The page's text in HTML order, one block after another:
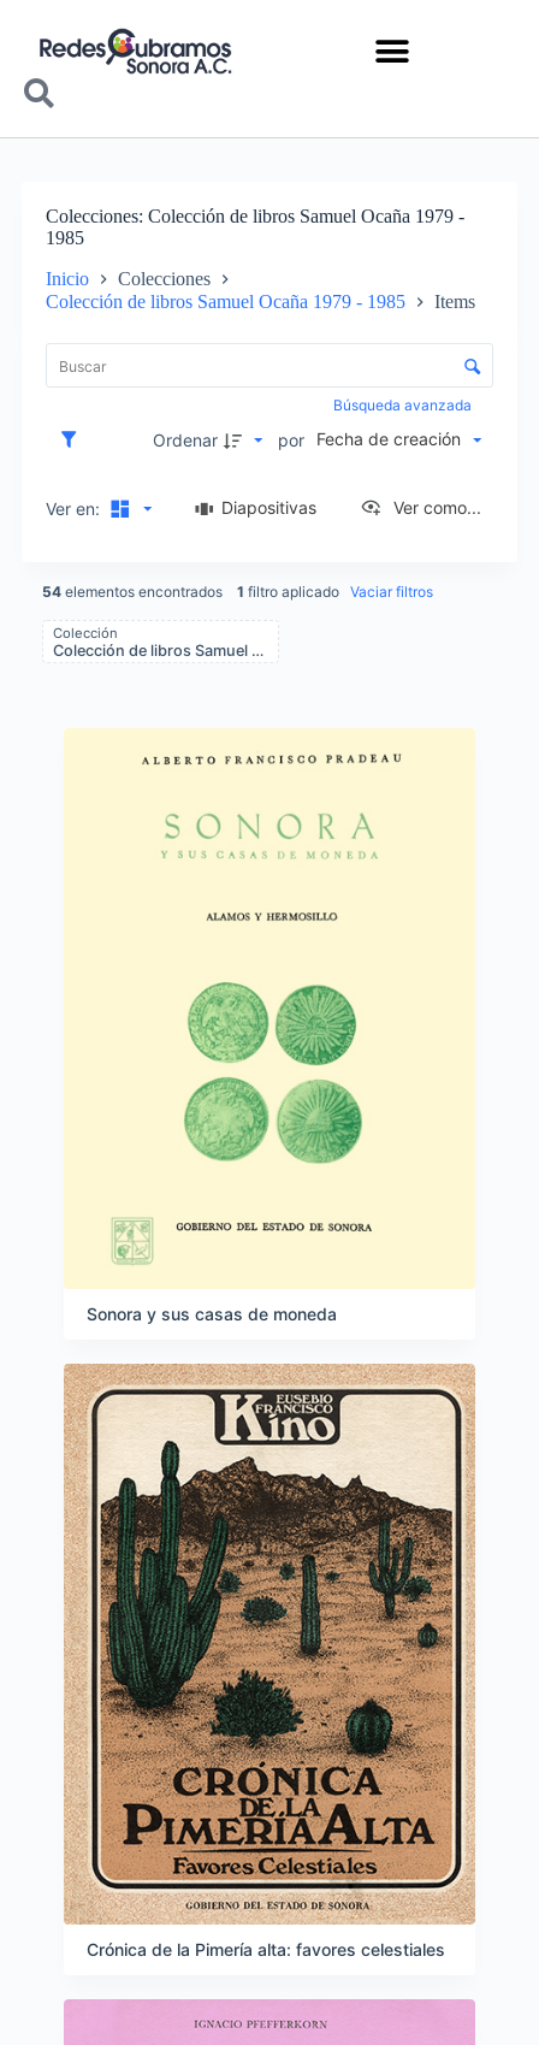
Colecciones Colección de libros Samuel Ocaña 1979 -
1985
Inicio
Colecciones
Colección de libros Samuel Ocaña 1979 - 1985
Items
Control de clasificación y visualización
Búsqueda avanzada
Ordenar por Fecha de creación
Ver en: Diapositivas Ver como...
54 elementos encontrados 1 filtro aplicado Vaciar filtros
Colección
Colección de libros Samuel Ocaña 1979 - 1985
Items list results
Sonora y sus casas de moneda
Crónica de la Pimería alta: favores celestiales